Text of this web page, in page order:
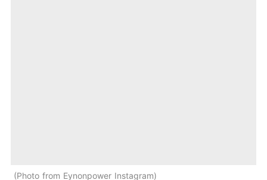
Photo from Eynonpower Instagram